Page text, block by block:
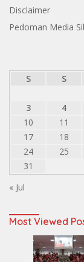
Disclaimer
Pedoman Media
S
S
3
4
10
11
17
18
24
25
31
« Jul
Most Viewed